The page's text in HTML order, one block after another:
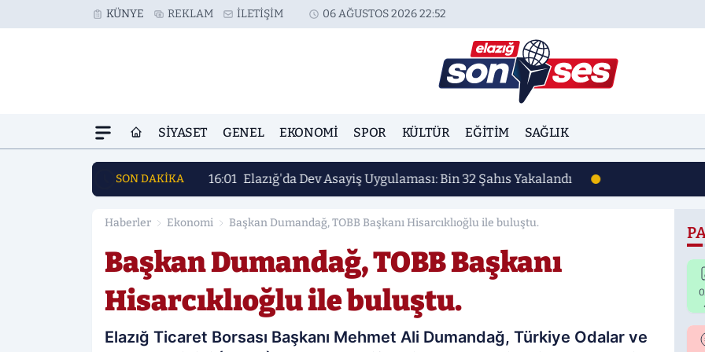
KÜNYE REKLAM İLETIŞIM 06 AĞUSTOS 2026 22:52
SIYASET GENEL EKONOMI SPOR KÜLTÜR EĞITIM SAĞLIK
SON DAKİKA 16:01 Elazığ'da Dev Asayiş Uygulaması: Bin 32 Şahıs Yakalandı
Haberler Ekonomi Başkan Dumandağ, TOBB Başkanı Hisarcıklıoğlu ile buluştu.
Başkan Dumandağ, TOBB Başkanı
Hisarcıklıoğlu ile buluştu.
Elazığ Ticaret Borsası Başkanı Mehmet Ali Dumandağ, Türkiye Odalar ve